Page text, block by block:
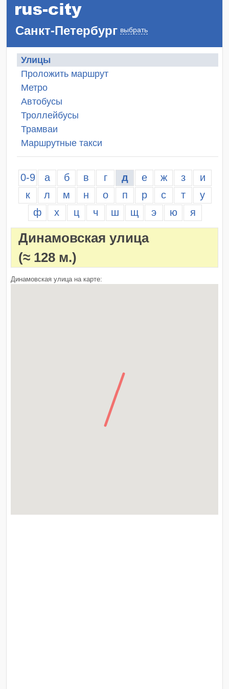
Санкт-Петербург выбрать
Улицы
Проложить маршрут
Метро
Автобусы
Троллейбусы
Трамваи
Маршрутные такси
0-9 а б в г д е ж з
и
к
л м н о п р с т
у
ф
х ц ч ш щ э ю я
Динамовская улица
(≈ 128 м.)
Динамовская улица на карте: